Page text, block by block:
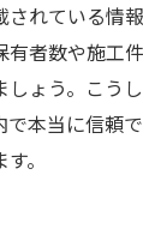
されている情
者数や施工
しょう。こう
で本当に信頼
。